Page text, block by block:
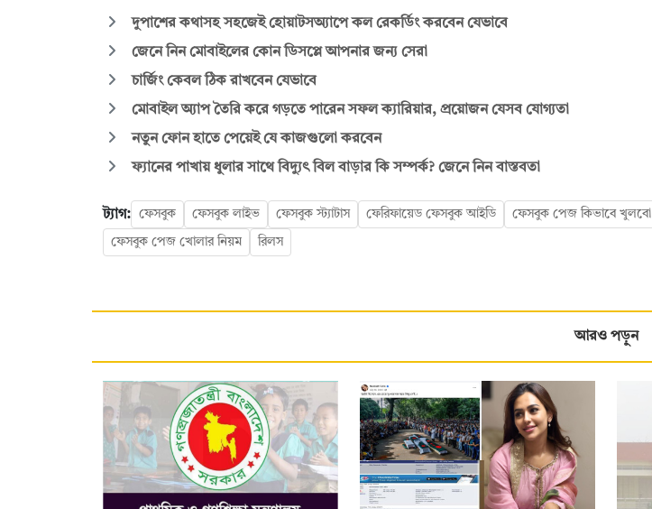
দুপাশের কথাসহ সহজেই হোয়াটসঅ্যাপে কল রেকর্ডিং করবেন যেভাবে
জেনে নিন মোবাইলের কোন ডিসপ্লে আপনার জন্য সেরা
চার্জিং কেবল ঠিক রাখবেন যেভাবে
মোবাইল অ্যাপ তৈরি করে গড়তে পারেন সফল ক্যারিয়ার, প্রয়োজন যেসব যোগ্যতা
নতুন ফোন হাতে পেয়েই যে কাজগুলো করবেন
ফ্যানের পাখায় ধুলার সাথে বিদ্যুৎ বিল বাড়ার কি সম্পর্ক? জেনে নিন বাস্তবতা
ট্যাগ: ফেসবুক ফেসবুক লাইভ ফেসবুক স্ট্যাটাস ফেরিফায়েড ফেসবুক আইডি ফেসবুক পেজ কিভাবে খুলবো
ফেসবুক পেজ খোলার নিয়ম রিলস
আরও পড়ুন